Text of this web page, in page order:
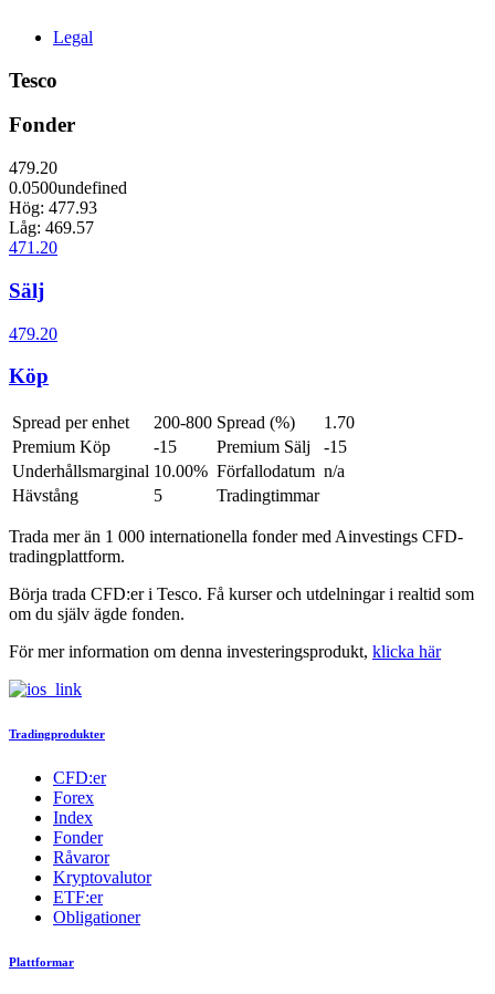
Legal
Tesco
Fonder
479.20
0.0500undefined
Hög: 477.93
Låg: 469.57
471.20
Sälj
479.20
Köp
Spread per enhet 200-800 Spread (%)
1.70
Premium Köp
-15 Premium Sälj
-15
Underhållsmarginal 10.00% Förfallodatum n/a
Hävstång
5 Tradingtimmar
Trada mer än 1 000 internationella fonder med Ainvestings CFD-
tradingplattform.
Börja trada CFD:er i Tesco. Få kurser och utdelningar i realtid som
om du själv ägde fonden.
För mer information om denna investeringsprodukt, klicka här
Tradingprodukter
CFD:er
Forex
Index
Fonder
Råvaror
Kryptovalutor
ETF:er
Obligationer
Plattformar